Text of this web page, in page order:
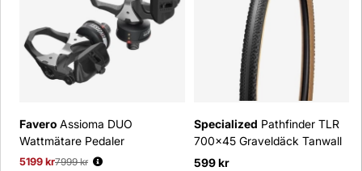
Favero Assioma DUO
Wattmätare Pedaler
5199 kr
Ordinarie pris:
7999 kr
Specialized Pathfinder TLR
700x45 Graveldäck Tanwall
599 kr